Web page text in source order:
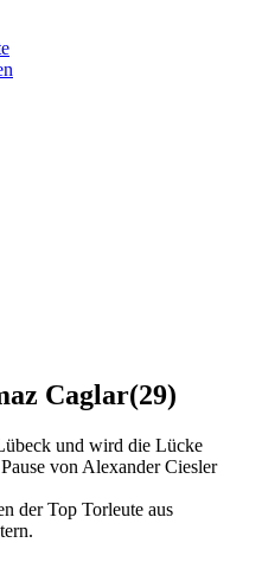
Caglar(29)
und wird die Lücke
von Alexander Ciesler
der Top Torleute aus